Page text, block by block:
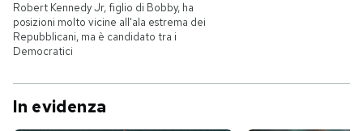
Robert Kennedy Jr, figlio di Bobby, ha
posizioni molto vicine all'ala estrema dei
Repubblicani, ma è candidato tra i
Democratici
In evidenza